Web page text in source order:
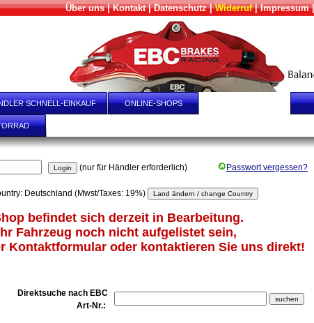
Über uns|Kontakt|Datenschutz|Widerruf|Impressum
SCHNELL-EINKAUF ONLINE-SHOPS
(nur für Händler erforderlich) Passwort vergessen?
Deutschland (Mwst/Taxes: 19%)
befindet sich derzeit in Bearbeitung.
Fahrzeug noch nicht aufgelistet sein,
Kontaktformular oder kontaktieren Sie uns direkt!
Direktsuche nach EBC
Art-Nr.: